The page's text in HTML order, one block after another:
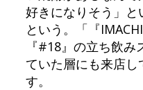
好きになりそう」と
という。「『
『#18』の立ち飲
ていた層にも来店
す。